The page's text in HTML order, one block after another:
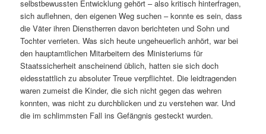
selbstbewussten Entwicklung gehört – also kritisch hinterfragen,
sich auflehnen, den eigenen Weg suchen – konnte es sein, dass
die Väter ihren Dienstherren davon berichteten und Sohn und
Tochter verrieten. Was sich heute ungeheuerlich anhört, war bei
den hauptamtlichen Mitarbeitern des Ministeriums für
Staatssicherheit anscheinend üblich, hatten sie sich doch
eidesstattlich zu absoluter Treue verpflichtet. Die leidtragenden
waren zumeist die Kinder, die sich nicht gegen das wehren
konnten, was nicht zu durchblicken und zu verstehen war. Und
die im schlimmsten Fall ins Gefängnis gesteckt wurden.